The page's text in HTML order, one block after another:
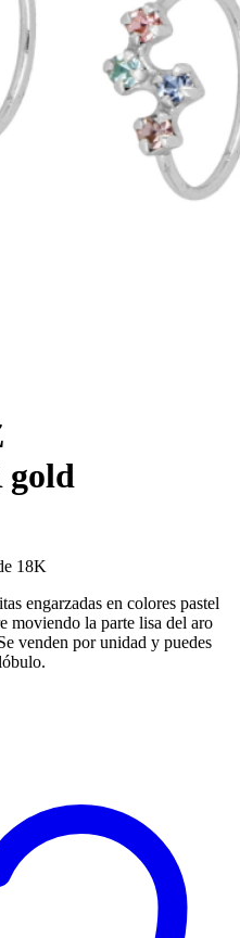
18K
engarzadas en colores pastel
moviendo la parte lisa del aro
venden por unidad y puedes